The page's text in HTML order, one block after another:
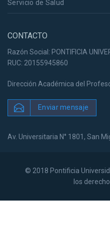
Servicio de Salud
CONTACTO
Razón Social: PONTIFICIA
RUC: 20155945860
Dirección Académica del
Enviar mensaje
Av. Universitaria N° 1801, San
© 2018 Pontificia
los